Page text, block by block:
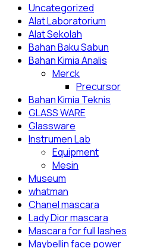
Uncategorized
Alat Laboratorium
Alat Sekolah
Bahan Baku Sabun
Bahan Kimia Analis
Merck
Precursor
Bahan Kimia Teknis
GLASS WARE
Glassware
Instrumen Lab
Equipment
Mesin
Museum
whatman
Chanel mascara
Lady Dior mascara
Mascara for full lashes
Maybellin face power